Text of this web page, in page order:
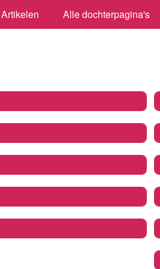
Artikelen Alle dochterpagina's